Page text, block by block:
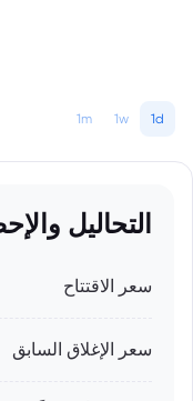
1d
1w
1m
التحاليل
سعر الاقتتاح
سعر الإغلاق السابق